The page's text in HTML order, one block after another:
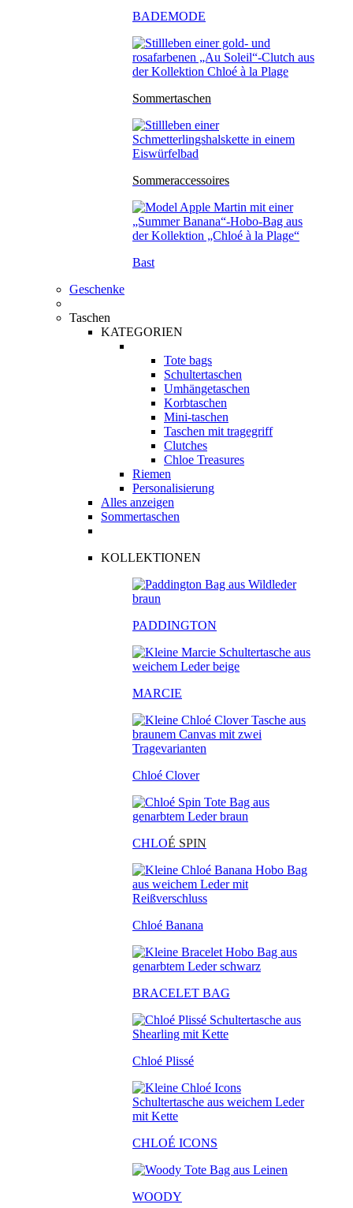
BADEMODE
Sommertaschen
Sommeraccessoires
Bast
Geschenke
Taschen
KATEGORIEN
Tote bags
Schultertaschen
Umhängetaschen
Korbtaschen
Mini-taschen
Taschen mit tragegriff
Clutches
Chloe Treasures
Riemen
Personalisierung
Alles anzeigen
Sommertaschen
KOLLEKTIONEN
PADDINGTON
MARCIE
Chloé Clover
CHLOÉ SPIN
Chloé Banana
BRACELET BAG
Chloé Plissé
CHLOÉ ICONS
WOODY